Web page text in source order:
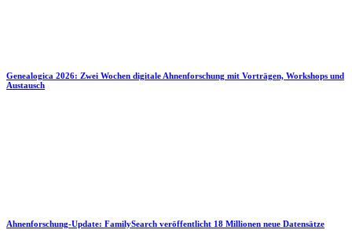
Genealogica 2026: Zwei Wochen digitale Ahnenforschung mit Vorträgen, Workshops und
Austausch
Ahnenforschung-Update: FamilySearch veröffentlicht 18 Millionen neue Datensätze